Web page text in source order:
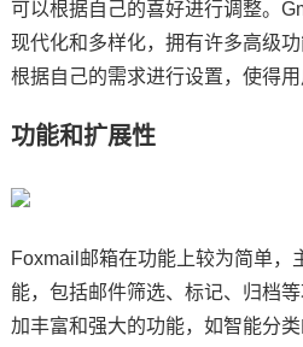
可以根据自己的喜好进行调整。
现代化和多样化，拥有许多高级
根据自己的需求进行设置，使得用
功能和扩展性
Foxmail邮箱在功能上较为简单，
能，包括邮件筛选、标记、归档
加丰富和强大的功能，如智能分